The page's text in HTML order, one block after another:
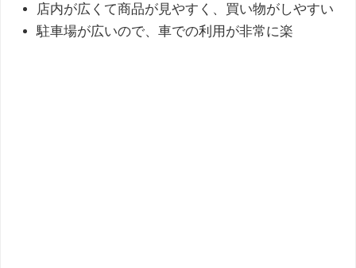
店内が広くて商品が見やすく、買い物がしやすい
駐車場が広いので、車での利用が非常に楽